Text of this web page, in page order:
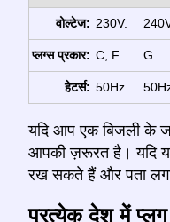
वोल्टेज: 230V.
प्लग्स प्रकार: C, F. G.
हेटर्स: 50Hz.
यदि आप एक बिजली के
आपकी ज़रूरत है। यदि
रख सकते हैं और पता लगा
प्रत्येक देश में